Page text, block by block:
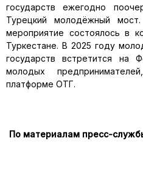
государств ежегодно
Турецкий молодёжный
мероприятие состоялось в
Туркестане. В 2025 году
государств встретится на
молодых
платформе ОТГ.
По материалам пресс-